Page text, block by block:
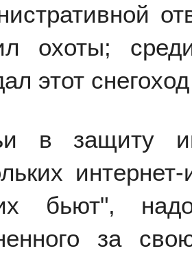
охоты;
этот
в защиту
бьют",
за